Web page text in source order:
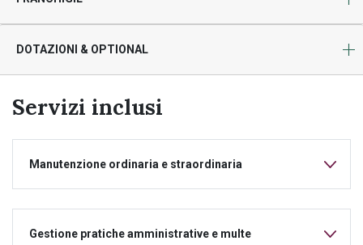
DOTAZIONI & OPTIONAL
Servizi inclusi
Manutenzione ordinaria e straordinaria
Gestione pratiche amministrative e multe